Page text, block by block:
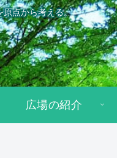
原点から考える。
広場の紹介